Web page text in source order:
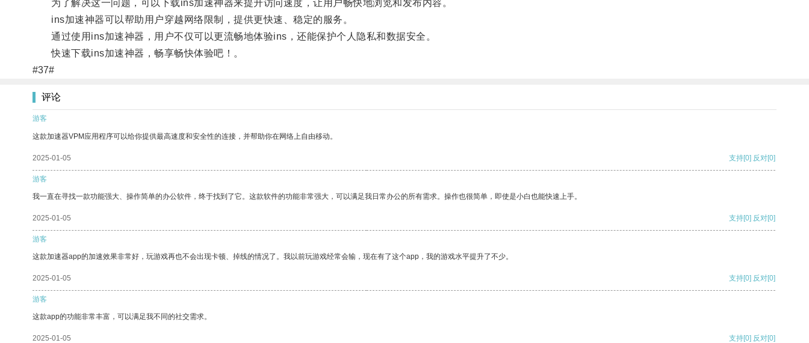
为了解决这一问题，可以下载ins加速神器来提升访问速度，让用户畅快地浏览和发布内容。
ins加速神器可以帮助用户穿越网络限制，提供更快速、稳定的服务。
通过使用ins加速神器，用户不仅可以更流畅地体验ins，还能保护个人隐私和数据安全。
快速下载ins加速神器，畅享畅快体验吧！。
#37#
评论
游客
这款加速器VPM应用程序可以给你提供最高速度和安全性的连接，并帮助你在网络上自由移动。
2025-01-05 支持[0] 反对[0]
游客
我一直在寻找一款功能强大、操作简单的办公软件，终于找到了它。这款软件的功能非常强大，可以满足我日常办公的所有需求。操作也很简单，即使是小白也能快速上手。
2025-01-05 支持[0] 反对[0]
游客
这款加速器app的加速效果非常好，玩游戏再也不会出现卡顿、掉线的情况了。我以前玩游戏经常会输，现在有了这个app，我的游戏水平提升了不少。
2025-01-05 支持[0] 反对[0]
游客
这款app的功能非常丰富，可以满足我不同的社交需求。
2025-01-05 支持[0] 反对[0]